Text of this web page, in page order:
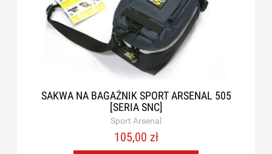
SAKWA NA BAGAŻNIK SPORT ARSENAL 505
[SERIA SNC]
Sport Arsenal
105,00 zł